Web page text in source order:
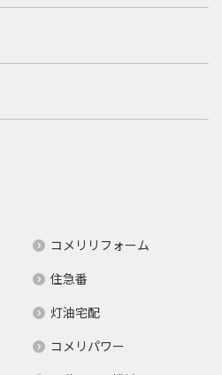
コメリリフォーム
住急番
灯油宅配
コメリパワー